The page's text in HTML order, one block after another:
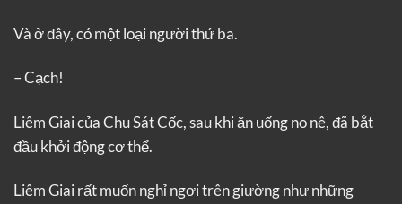
Và ở đây, có một loại người thứ ba.
– Cạch!
Liêm Giai của Chu Sát Cốc, sau khi ăn uống no nê, đã bắt
đầu khởi động cơ thể.
Liêm Giai rất muốn nghỉ ngơi trên giường như những